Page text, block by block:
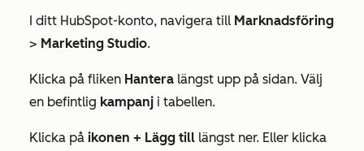
I ditt HubSpot-konto, navigera till Marknadsföring
> Marketing Studio.
Klicka på fliken Hantera längst upp på sidan. Välj
en befintlig kampanj i tabellen.
Klicka på ikonen + Lägg till längst ner. Eller klicka